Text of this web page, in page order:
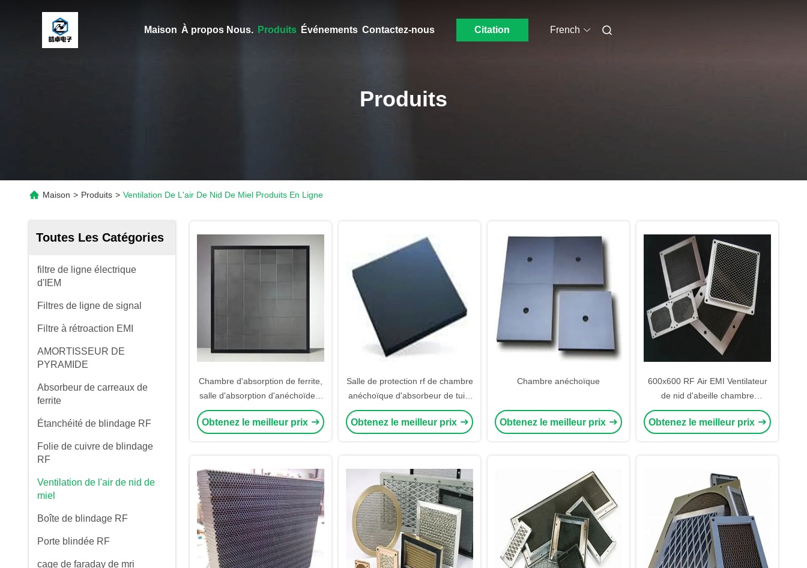
Maison À propos Nous. Produits Événements Contactez-nous Citation French
Produits
Maison > Produits > Ventilation De L'air De Nid De Miel Produits En Ligne
Toutes Les Catégories
filtre de ligne électrique
d'IEM
Filtres de ligne de signal
Filtre à rétroaction EMI
AMORTISSEUR DE
PYRAMIDE
Absorbeur de carreaux de
ferrite
Étanchéité de blindage RF
Folie de cuivre de blindage
RF
Ventilation de l'air de nid de
miel
Boîte de blindage RF
Porte blindée RF
cage de faraday de mri
Chambre d'absorption de ferrite,
salle d'absorption d'anéchoïdes,
salle d'absorption de carreaux,
chambre d'échangeur, salle de
Obtenez le meilleur prix
Salle de protection rf de chambre
anéchoïque d'absorbeur de tuile
de ferrite de chambre d'EMC
Obtenez le meilleur prix
Chambre anéchoïque
Obtenez le meilleur prix
600x600 RF Air EMI Ventilateur
de nid d'abeille chambre
couverte Ventilateur de nid
d'abeille chambre
Obtenez le meilleur prix